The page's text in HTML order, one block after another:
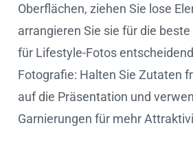
Oberflächen, ziehen Sie lose
arrangieren Sie sie für die
für Lifestyle-Fotos
Fotografie: Halten Sie Zutaten
auf die Präsentation und
Garnierungen für mehr